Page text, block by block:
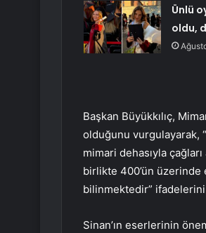
Ünlü
oldu,
Başkan Büyükkılıç,
olduğunu vurgulayarak,
mimari dehasıyla
birlikte 400’ün üzerinde
bilinmektedir” ifadelerini
Sinan’ın eserlerinin